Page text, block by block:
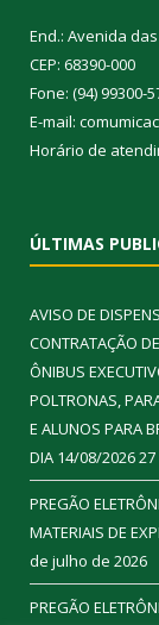
End.: Avenida
CEP: 68390-000
Fone: (94) 99300-
E-mail:
Horário de
ÚLTIMAS
AVISO DE
CONTRATAÇÃO
ÔNIBUS
POLTRONAS,
E ALUNOS PARA
DIA 14/08/2026
PREGÃO
MATERIAIS DE
de julho de 2026
PREGÃO